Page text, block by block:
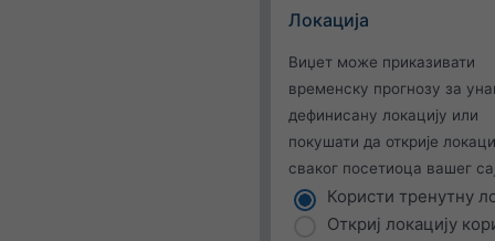
Локација
Виџет може приказивати
временску прогнозу за
дефинисану локацију или
покушати да открије
сваког посетиоца вашег
Користи тренутну
Откриј локацију